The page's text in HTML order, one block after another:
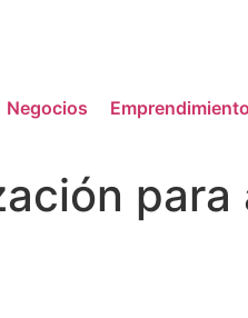
Negocios Emprendimiento